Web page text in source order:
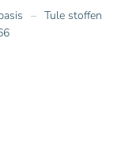
Tule stoffen